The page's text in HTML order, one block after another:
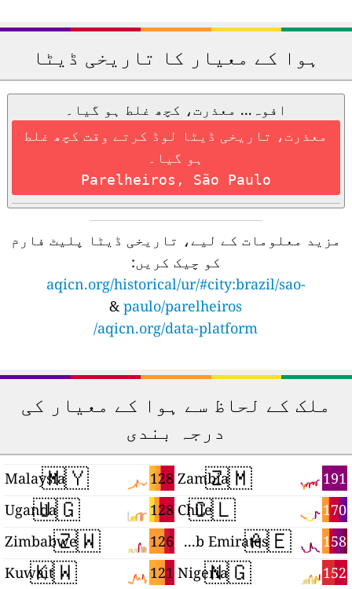
ہوا کے معیار کا تاریخی ڈیٹا
افوہ... معذرت، کچھ غلط ہو گیا۔
معذرت، تاریخی ڈیٹا لوڈ کرتے وقت کچھ غلط
ہو گیا۔
Parelheiros, São Paulo
مزید معلومات کے لیے، تاریخی ڈیٹا پلیٹ فارم
کو چیک کریں:
aqicn.org/historical/ur/#city:brazil/sao-
paulo/parelheiros
&
aqicn.org/data-platform/
ملک کے لحاظ سے ہوا کے معیار کی
درجہ بندی
🇿🇲 191
Zambia
🇨🇱 170
Chile
🇦🇪 158
United Arab Emirates
🇳🇬 152
Nigeria
🇲🇾 128
Malaysia
🇺🇬 128
Uganda
🇿🇼 126
Zimbabwe
🇰🇼 121
Kuwait